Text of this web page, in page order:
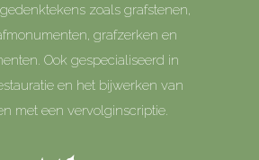
zoals grafstenen,
grafzerken en
Ook gespecialiseerd in
en het bijwerken van
met een vervolginscriptie.